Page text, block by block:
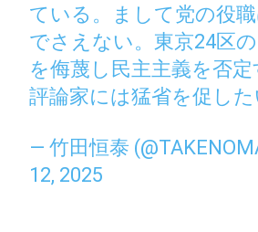
ている。まして党の役
でさえない。東京24区
を侮蔑し民主主義を否
評論家には猛省を促した
— 竹田恒泰
12, 2025